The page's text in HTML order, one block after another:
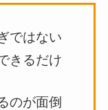
ではない
きるだけ
のが面倒